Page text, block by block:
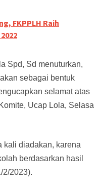
FKPPLH Raih
Spd, Sd menuturkan,
sebagai bentuk
selamat atas
Ucap Lola, Selasa
kali diadakan, karena
berdasarkan hasil
2/2023).